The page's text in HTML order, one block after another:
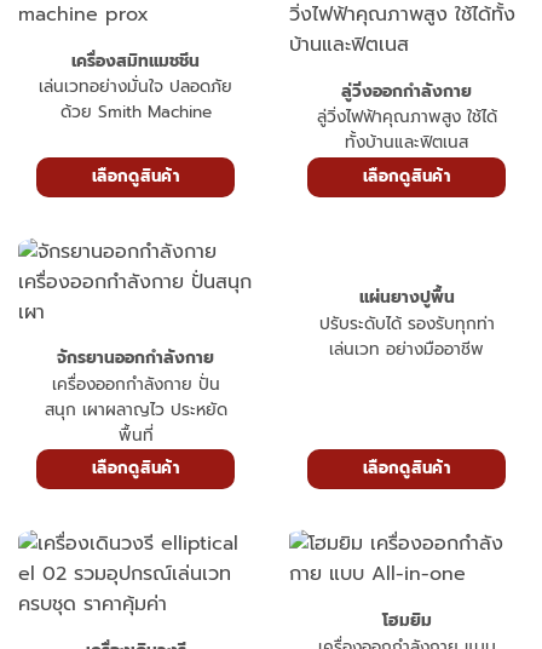
เครื่องสมิทแมชชีน
เล่นเวทอย่างมั่นใจ ปลอดภัย
ด้วย Smith Machine
เลือกดูสินค้า
ลู่วิ่งออกกำลังกาย
ลู่วิ่งไฟฟ้าคุณภาพสูง ใช้ได้
ทั้งบ้านและฟิตเนส
เลือกดูสินค้า
จักรยานออกกำลังกาย
เครื่องออกกำลังกาย ปั่น
สนุก เผาผลาญไว ประหยัด
พื้นที่
เลือกดูสินค้า
แผ่นยางปูพื้น
ปรับระดับได้ รองรับทุกท่า
เล่นเวท อย่างมืออาชีพ
เลือกดูสินค้า
โฮมยิม